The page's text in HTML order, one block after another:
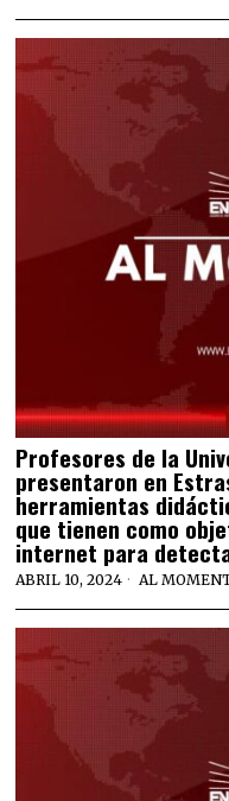
⁠Profesores de la
presentaron en
herramientas
que tienen como
internet para
ABRIL 10, 2024 AL